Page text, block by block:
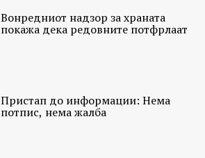
Вонредниот надзор за храната
покажа дека редовните потфрлаат
Пристап до информации: Нема
потпис, нема жалба